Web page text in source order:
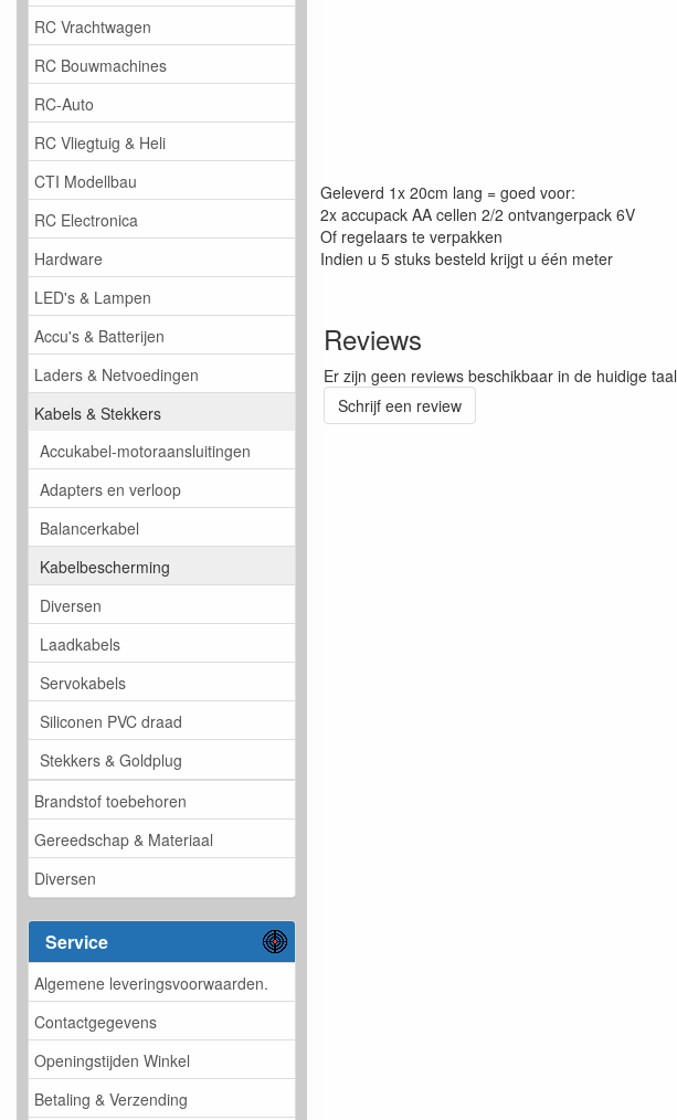
RC Vrachtwagen
RC Bouwmachines
RC-Auto
RC Vliegtuig & Heli
CTI Modellbau
RC Electronica
Hardware
LED's & Lampen
Accu's & Batterijen
Laders & Netvoedingen
Kabels & Stekkers
Accukabel-motoraansluitingen
Adapters en verloop
Balancerkabel
Kabelbescherming
Diversen
Laadkabels
Servokabels
Siliconen PVC draad
Stekkers & Goldplug
Brandstof toebehoren
Gereedschap & Materiaal
Diversen
Service
Algemene leveringsvoorwaarden.
Contactgegevens
Openingstijden Winkel
Betaling & Verzending
Geleverd 1x 20cm lang = goed voor:
2x accupack AA cellen 2/2 ontvangerpack 6V
Of regelaars te verpakken
Indien u 5 stuks besteld krijgt u één meter
Reviews
Er zijn geen reviews beschikbaar in de huidige taal
Schrijf een review